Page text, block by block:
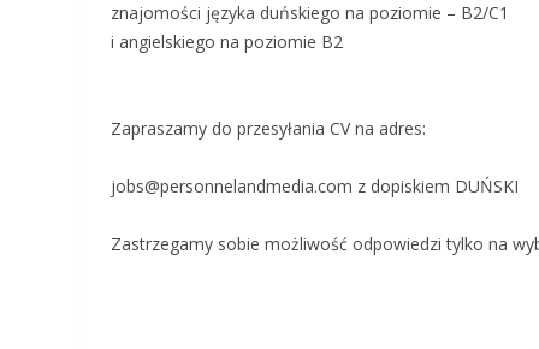
znajomości języka duńskiego na poziomie – B2/C1
i angielskiego na poziomie B2
Zapraszamy do przesyłania CV na adres:
jobs@personnelandmedia.com z dopiskiem DUŃSKI
Zastrzegamy sobie możliwość odpowiedzi tylko na